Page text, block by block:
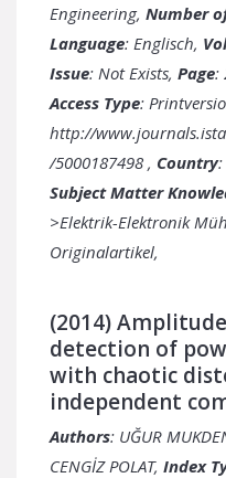
Engineering, Number
Language: Englisch,
Issue: Not Exists, Page:
Access Type:
http://
/5000187498 , Country
Subject Matter
>Elektrik-Elektronik
Originalartikel,
(2014)
detection of
with chaotic
independent
Authors: UĞUR
CENGİZ POLAT, Index